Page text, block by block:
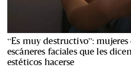
“Es muy destructivo”:
escáneres faciales que les
estéticos hacerse